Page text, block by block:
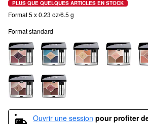
PLUS QUE QUELQUES ARTICLES EN STOCK
Format 5 x 0.23 oz/6.5 g
Format standard
Ouvrir une session pour profiter